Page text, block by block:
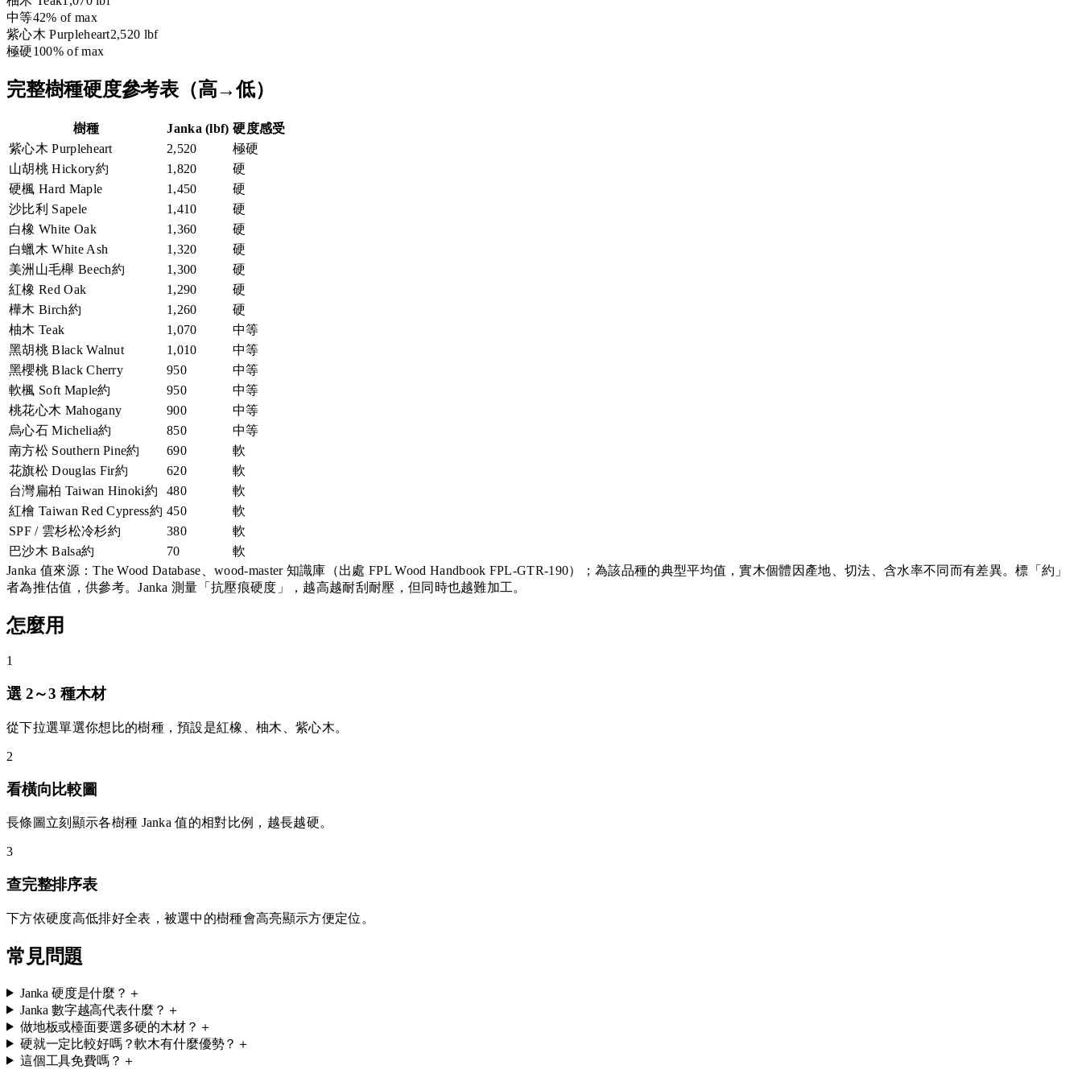
中等42% of max
紫心木 Purpleheart2,520 lbf
極硬100% of max
完整樹種硬度參考表（高→低）
樹種 Janka (lbf) 硬度感受
紫心木 Purpleheart
2,520
極硬
山胡桃 Hickory約 1,820
硬
硬楓 Hard Maple
1,450
硬
沙比利 Sapele
1,410
硬
白橡 White Oak
1,360
硬
白蠟木 White Ash
1,320
硬
美洲山毛櫸 Beech約 1,300
硬
紅橡 Red Oak
1,290
硬
樺木 Birch約 1,260
硬
柚木 Teak
1,070
中等
黑胡桃 Black Walnut
1,010
中等
黑櫻桃 Black Cherry
950
中等
軟楓 Soft Maple約 950
中等
桃花心木 Mahogany
900
中等
烏心石 Michelia約 850
中等
南方松 Southern Pine約 690
軟
花旗松 Douglas Fir約 620
軟
台灣扁柏 Taiwan Hinoki約 480
軟
紅檜 Taiwan Red Cypress約 450
軟
SPF / 雲杉松冷杉約 380
軟
巴沙木 Balsa約 70
軟
Janka 值來源：The Wood Database、wood-master 知識庫（出處 FPL Wood Handbook FPL-GTR-190）；為該品種的典型平均值，實木個體因產地、切法、含水率不同而有差異。標「約」
者為推估值，供參考。Janka 測量「抗壓痕硬度」，越高越耐刮耐壓，但同時也越難加工。
怎麼用
1
選 2～3 種木材
從下拉選單選你想比的樹種，預設是紅橡、柚木、紫心木。
2
看橫向比較圖
長條圖立刻顯示各樹種 Janka 值的相對比例，越長越硬。
3
查完整排序表
下方依硬度高低排好全表，被選中的樹種會高亮顯示方便定位。
常見問題
Janka 硬度是什麼？ ＋
Janka 數字越高代表什麼？ ＋
做地板或檯面要選多硬的木材？ ＋
硬就一定比較好嗎？軟木有什麼優勢？ ＋
這個工具免費嗎？ ＋